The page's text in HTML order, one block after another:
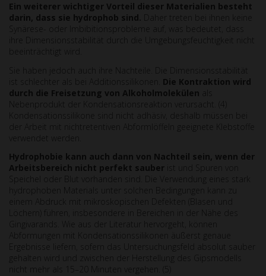
Ein weiterer wichtiger Vorteil dieser Materialien besteht
darin, dass sie hydrophob sind. Daher treten bei ihnen keine
Synärese- oder Imbibitionsprobleme auf, was bedeutet, dass
ihre Dimensionsstabilität durch die Umgebungsfeuchtigkeit nicht
beeinträchtigt wird.
Sie haben jedoch auch ihre Nachteile. Die Dimensionsstabilität
ist schlechter als bei Additionssilikonen. Die Kontraktion wird
durch die Freisetzung von Alkoholmolekülen
Nebenprodukt der Kondensationsreaktion verursacht. (4)
Kondensationssilikone sind nicht adhäsiv, deshalb müssen bei
der Arbeit mit nichtretentiven Abformlöffeln geeignete Klebstoffe
verwendet werden.
Hydrophobie kann auch dann von Nachteil sein, wenn der
Arbeitsbereich nicht perfekt sauber ist und Spuren von
Speichel oder Blut vorhanden sind. Die Verwendung eines stark
hydrophoben Materials unter solchen Bedingungen kann zu
einem Abdruck mit mikroskopischen Defekten (Blasen und
Löchern) führen, insbesondere in Bereichen in der Nähe des
Gingivarands. Wie aus der Literatur hervorgeht, können
Abformungen mit Kondensationssilikonen äußerst genaue
Ergebnisse liefern, sofern das Untersuchungsfeld absolut sauber
gehalten wird und zwischen der Herstellung des Gipsmodells
nicht mehr als 15–20 Minuten vergehen. (5)